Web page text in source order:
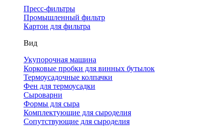
Пресс-фильтры
Промышленный фильтр
Картон для фильтра
Вид
Укупорочная машина
Корковые пробки для винных бутылок
Термоусадочные колпачки
Фен для термоусадки
Сыроварни
Формы для сыра
Комплектующие для сыроделия
Сопутствующие для сыроделия